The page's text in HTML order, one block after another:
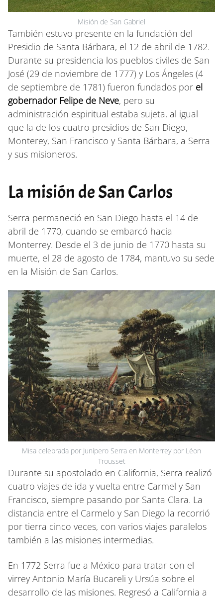
Misión de San Gabriel
También estuvo presente en la fundación del
Presidio de Santa Bárbara, el 12 de abril de 1782.
Durante su presidencia los pueblos civiles de San
José (29 de noviembre de 1777) y Los Ángeles (4
de septiembre de 1781) fueron fundados por el
gobernador Felipe de Neve, pero su
administración espiritual estaba sujeta, al igual
que la de los cuatro presidios de San Diego,
Monterey, San Francisco y Santa Bárbara, a Serra
y sus misioneros.
La misión de San Carlos
Serra permaneció en San Diego hasta el 14 de
abril de 1770, cuando se embarcó hacia
Monterrey. Desde el 3 de junio de 1770 hasta su
muerte, el 28 de agosto de 1784, mantuvo su sede
en la Misión de San Carlos.
Misa celebrada por Junípero Serra en Monterrey por Léon
Trousset
Durante su apostolado en California, Serra realizó
cuatro viajes de ida y vuelta entre Carmel y San
Francisco, siempre pasando por Santa Clara. La
distancia entre el Carmelo y San Diego la recorrió
por tierra cinco veces, con varios viajes paralelos
también a las misiones intermedias.
En 1772 Serra fue a México para tratar con el
virrey Antonio María Bucareli y Ursúa sobre el
desarrollo de las misiones. Regresó a California a